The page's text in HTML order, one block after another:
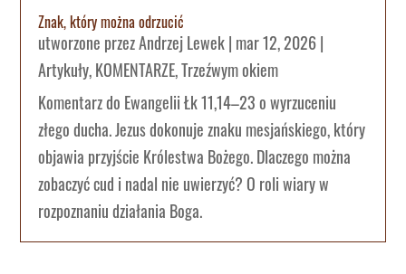
Znak, który można odrzucić
utworzone przezAndrzej Lewek| mar 12, 2026|
Artykuły,KOMENTARZE,Trzeźwym okiem
Komentarz do Ewangelii Łk 11,14–23 o wyrzuceniu
złego ducha. Jezus dokonuje znaku mesjańskiego, który
objawia przyjście Królestwa Bożego. Dlaczego można
zobaczyć cud i nadal nie uwierzyć? O roli wiary w
rozpoznaniu działania Boga.